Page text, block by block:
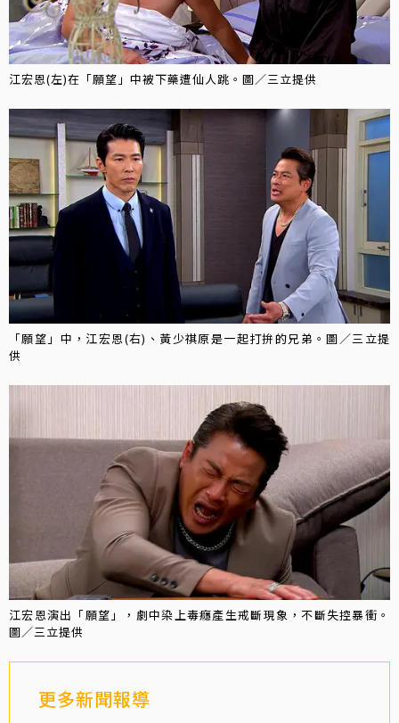
江宏恩(左)在「願望」中被下藥遭仙人跳。圖／三立提供
「願望」中，江宏恩(右)、黃少祺原是一起打拚的兄弟。圖／三立提
供
江宏恩演出「願望」，劇中染上毒癮產生戒斷現象，不斷失控暴衝。
圖／三立提供
更多新聞報導